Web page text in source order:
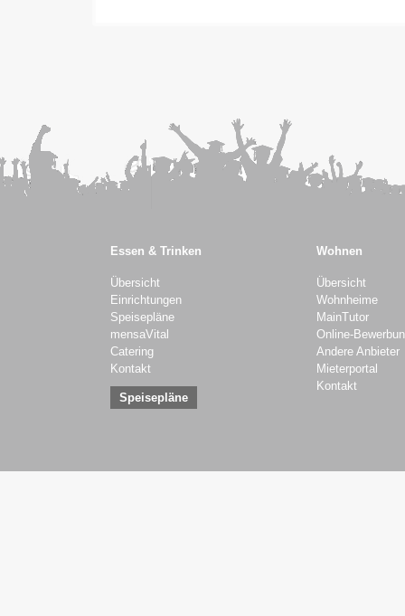
Essen & Trinken
Übersicht
Einrichtungen
Speisepläne
mensaVital
Catering
Kontakt
Speisepläne
Wohnen
Übersicht
Wohnheime
MainTutor
Online-
Andere Anbieter
Mieterportal
Kontakt